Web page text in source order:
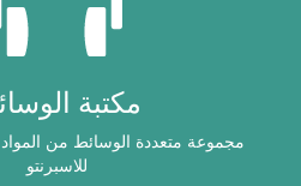
مكتبة
مجموعة متعددة الوسائط من
للاسبرنتو